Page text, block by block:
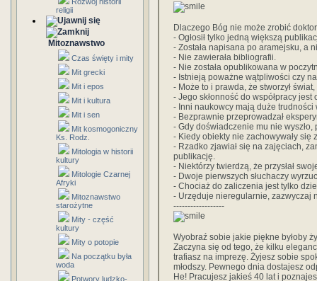
religii
Mitoznawstwo
Czas święty i mity
Mit grecki
Mit i epos
Mit i kultura
Mit i sen
Mit kosmogoniczny
Ks. Rodz.
Mitologia w historii
kultury
Mitologie Czarnej
Afryki
Mitoznawstwo
starożytne
Mity - część
kultury
Mity o potopie
Na początku była
woda
Potwory ludzko-
Dlaczego Bóg nie może zrobić
- Ogłosił tylko jedną większą
- Została napisana po aramejsku, a
- Nie zawierała bibliografii.
- Nie została opublikowana w
- Istnieją poważne wątpliwości czy
- Może to i prawda, że stworzył
- Jego skłonność do współpracy jest
- Inni naukowcy mają duże
- Bezprawnie przeprowadzał
- Gdy doświadczenie mu nie
- Kiedy obiekty nie zachowywały się
- Rzadko zjawiał się na zajęciach,
publikację.
- Niektórzy twierdzą, że przysłał
- Dwoje pierwszych słuchaczy
- Chociaż do zaliczenia jest tylko
- Urzęduje nieregularnie, zazwyczaj
------------------
Wyobraź sobie jakie piękne byłoby
Zaczyna się od tego, że kilku
trafiasz na imprezę. Żyjesz sobie
młodszy. Pewnego dnia dostajesz
He! Pracujesz jakieś 40 lat i